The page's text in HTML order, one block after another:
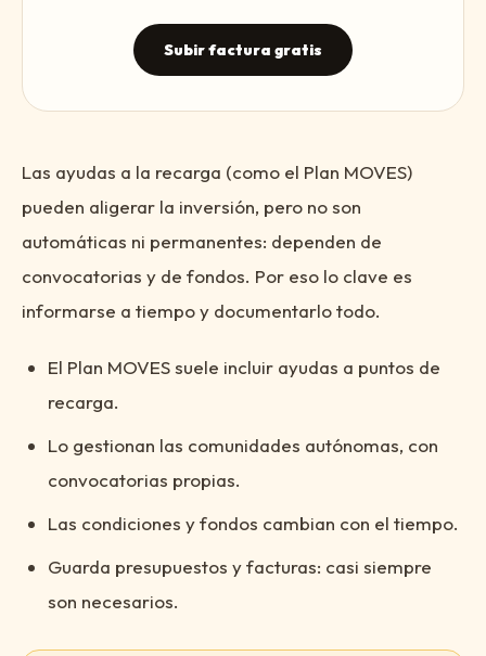
Subir factura gratis
Las ayudas a la recarga (como el Plan MOVES)
pueden aligerar la inversión, pero no son
automáticas ni permanentes: dependen de
convocatorias y de fondos. Por eso lo clave es
informarse a tiempo y documentarlo todo.
El Plan MOVES suele incluir ayudas a puntos de
recarga.
Lo gestionan las comunidades autónomas, con
convocatorias propias.
Las condiciones y fondos cambian con el tiempo.
Guarda presupuestos y facturas: casi siempre
son necesarios.